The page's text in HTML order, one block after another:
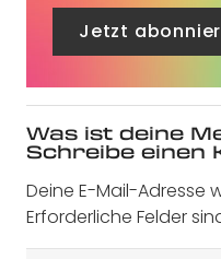
Jetzt
Was ist deine
Schreibe einen
Deine E-Mail-Adresse
Erforderliche Felder